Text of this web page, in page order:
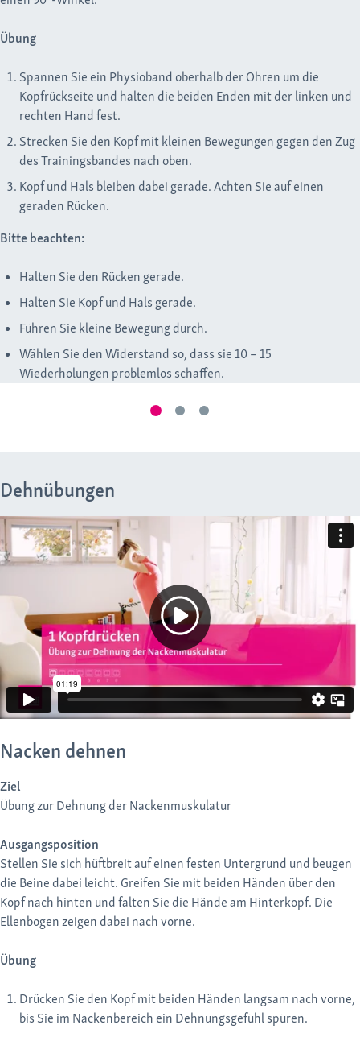
Übung
Spannen Sie ein Physioband oberhalb der Ohren um die
Kopfrückseite und halten die beiden Enden mit der linken und
rechten Hand fest.
Strecken Sie den Kopf mit kleinen Bewegungen gegen den Zug
des Trainingsbandes nach oben.
Kopf und Hals bleiben dabei gerade. Achten Sie auf einen
geraden Rücken.
Bitte beachten:
Halten Sie den Rücken gerade.
Halten Sie Kopf und Hals gerade.
Führen Sie kleine Bewegung durch.
Wählen Sie den Widerstand so, dass sie 10 – 15
Wiederholungen problemlos schaffen.
Dehnübungen
Nacken dehnen
Ziel
Übung zur Dehnung der Nackenmuskulatur
Ausgangsposition
Stellen Sie sich hüftbreit auf einen festen Untergrund und beugen
die Beine dabei leicht. Greifen Sie mit beiden Händen über den
Kopf nach hinten und falten Sie die Hände am Hinterkopf. Die
Ellenbogen zeigen dabei nach vorne.
Übung
Drücken Sie den Kopf mit beiden Händen langsam nach vorne,
bis Sie im Nackenbereich ein Dehnungsgefühl spüren.